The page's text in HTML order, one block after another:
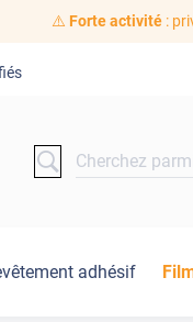
⚠️ Forte activité:
adhésif